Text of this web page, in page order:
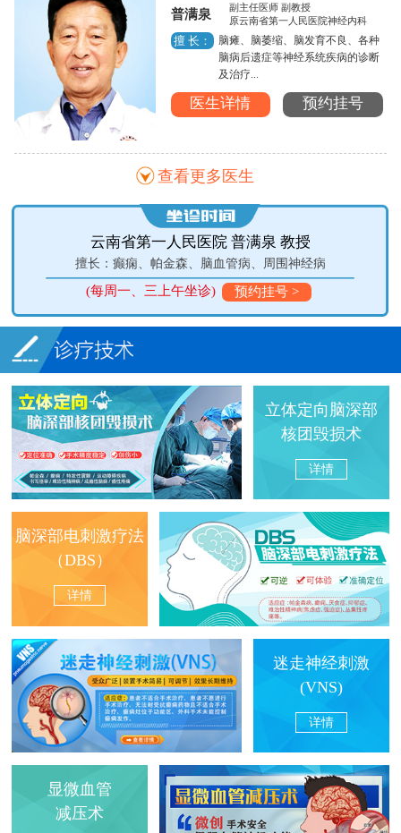
普满泉
副主任医师 副教授
原云南省第一人民医院神经内科
擅 长：
脑瘫、脑萎缩、脑发育不良、各种
脑病后遗症等神经系统疾病的诊断
及治疗...
医生详情 预约挂号
查看更多医生
昆明医科大学第二附属医院 谈跃 教授
擅长：头痛、眩晕、癫痫、神经系统病变、认知障碍、老年痴呆
等
(每周一上午、周二下午、周三全天坐诊)
立体定向脑深部
核团毁损术
详情
脑深部电刺激疗法
（DBS）
详情
迷走神经刺激
(VNS)
详情
显微血管
减压术